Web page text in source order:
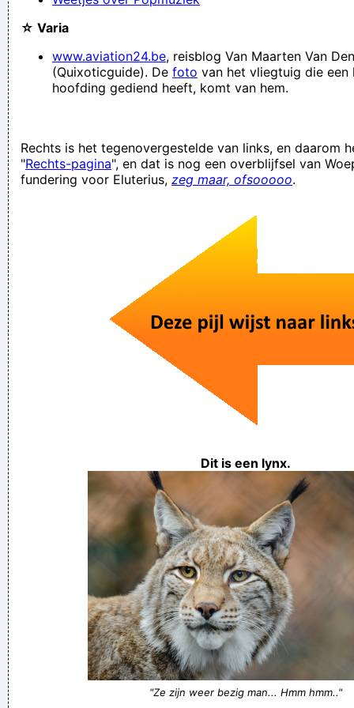
Wie is toch die "Hu" waar de standardfans toch telkens om
scanderen wanneer het slecht gaat?
☆ Varia
www.aviation24.be, reisblog Van Maarten Van
(Quixoticguide). De foto van het vliegtuig die een
hoofding gediend heeft, komt van hem.
Rechts is het tegenovergestelde van links, en daarom
"Rechts-pagina", en dat is nog een overblijfsel van
fundering voor Eluterius, zeg maar, ofsooooo.
Dit is een lynx.
"Ze zijn weer bezig man... Hmm hmm.."